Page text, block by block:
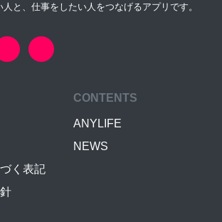
と、仕事をしたい人をつなげるアプリです。
く表記
CONTENTS
ANYLIFE
NEWS